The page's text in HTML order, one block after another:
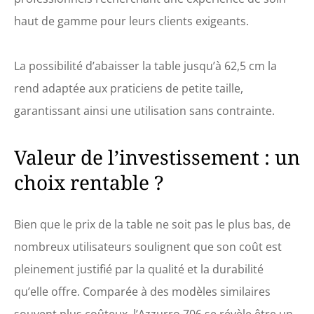
servomoteurs
électriques, grâce
confortable et
précis de la position
augmente la qualité
fauteuil : longueur
186 cm largeur 58 cm
hauteur 62,5 - 84,5
supplémentaire).
L'appui-tête peut être
ajusté. ✔️Accoudoirs
et appuie-tête
confortables :
fabriqué en matériau
haut de gamme pour leurs clients exigeants.
La possibilité d’abaisser la table jusqu’à 62,5 cm la
rend adaptée aux praticiens de petite taille,
garantissant ainsi une utilisation sans contrainte.
Valeur de l’investissement : un
choix rentable ?
Bien que le prix de la table ne soit pas le plus bas, de
nombreux utilisateurs soulignent que son coût est
pleinement justifié par la qualité et la durabilité
qu’elle offre. Comparée à des modèles similaires